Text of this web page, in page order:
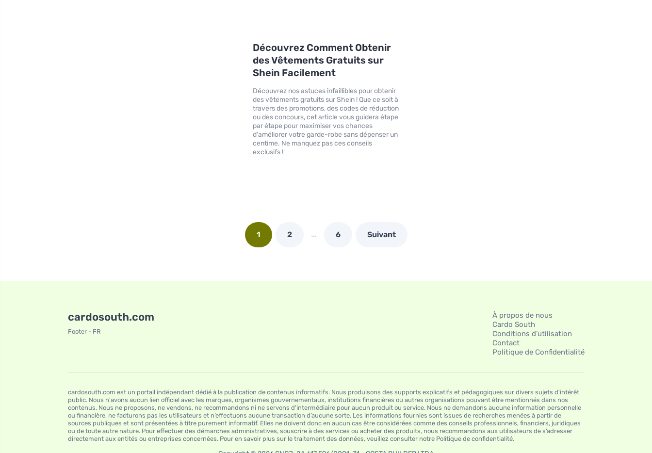
Découvrez Comment Obtenir
des Vêtements Gratuits sur
Shein Facilement
Découvrez nos astuces infaillibles pour obtenir
des vêtements gratuits sur Shein ! Que ce soit à
travers des promotions, des codes de réduction
ou des concours, cet article vous guidera étape
par étape pour maximiser vos chances
d'améliorer votre garde-robe sans dépenser un
centime. Ne manquez pas ces conseils
exclusifs !
1 2 … 6 Suivant
cardosouth.com
Footer - FR
À propos de nous
Cardo South
Conditions d’utilisation
Contact
Politique de Confidentialité
cardosouth.com est un portail indépendant dédié à la publication de contenus informatifs. Nous produisons des supports explicatifs et pédagogiques sur divers sujets d'intérêt
public. Nous n'avons aucun lien officiel avec les marques, organismes gouvernementaux, institutions financières ou autres organisations pouvant être mentionnés dans nos
contenus. Nous ne proposons, ne vendons, ne recommandons ni ne servons d'intermédiaire pour aucun produit ou service. Nous ne demandons aucune information personnelle
ou financière, ne facturons pas les utilisateurs et n’effectuons aucune transaction d’aucune sorte. Les informations fournies sont issues de recherches menées à partir de
sources publiques et sont présentées à titre purement informatif. Elles ne doivent donc en aucun cas être considérées comme des conseils professionnels, financiers, juridiques
ou de toute autre nature. Pour effectuer des démarches administratives, souscrire à des services ou acheter des produits, nous recommandons aux utilisateurs de s’adresser
directement aux entités ou entreprises concernées. Pour en savoir plus sur le traitement des données, veuillez consulter notre Politique de confidentialité.